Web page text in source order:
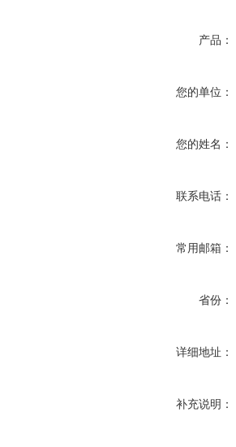
产品：
您的单位：
您的姓名：
联系电话：
常用邮箱：
省份：
详细地址：
补充说明：